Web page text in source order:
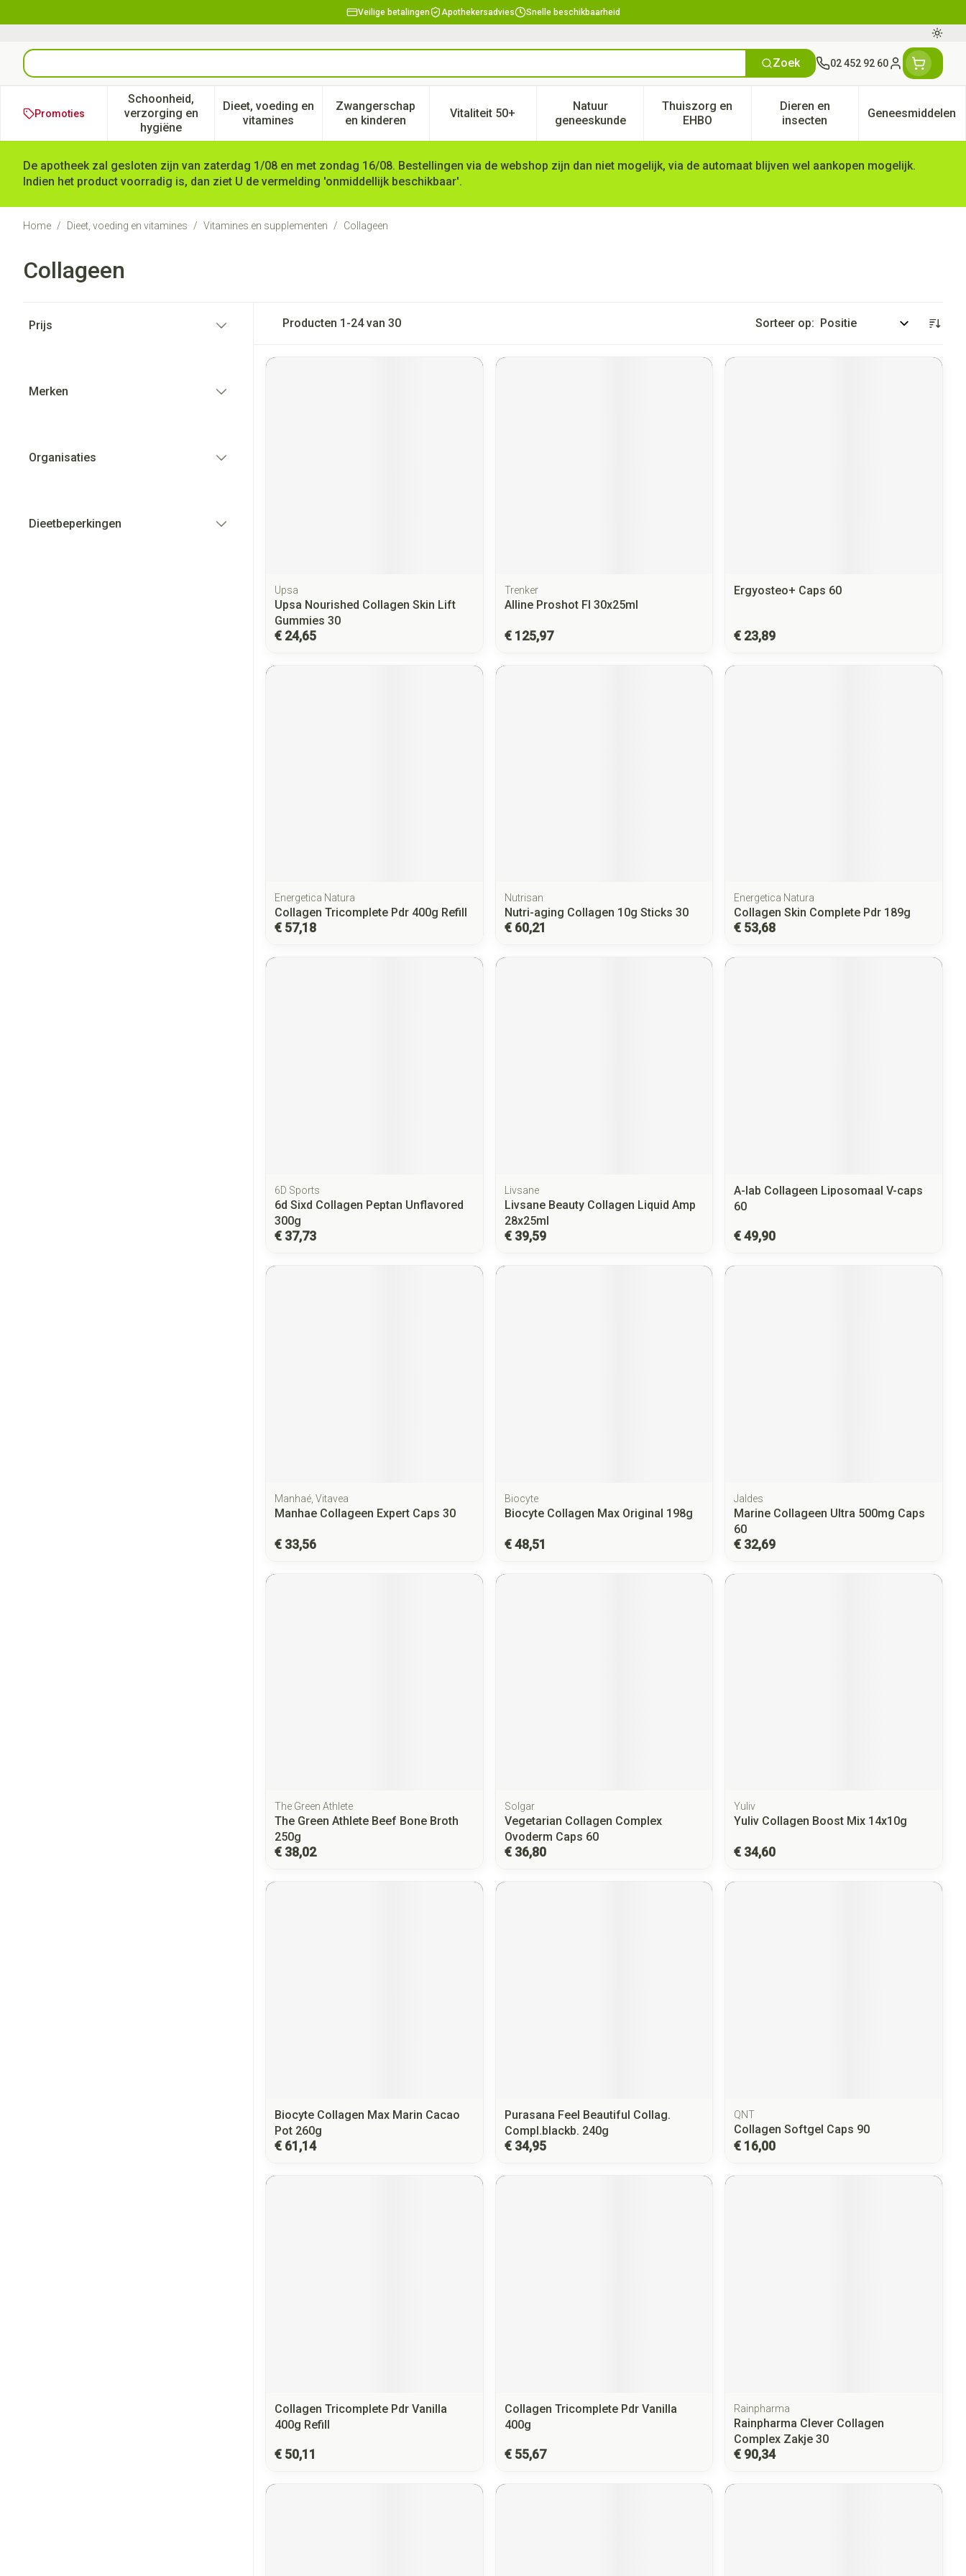
Veilige betalingen Apothekersadvies Snelle beschikbaarheid
Product, merk, categorie... Zoek 02 452 92 60
Klant menu
Promoties
Schoonheid,
verzorging en
hygiëne
Toon submenu voor Schoonheid, verzorging en hygiëne categorie
Dieet, voeding en
vitaminesToon submenu voor Dieet, voeding en vitamines categorie
Zwangerschap
en kinderenToon submenu voor Zwangerschap en kinderen categorie
Vitaliteit 50+Toon submenu voor Vitaliteit 50+ categorie
Natuur
geneeskunde
Toon submenu voor Natuur geneeskunde categorie
Thuiszorg en
EHBOToon submenu voor Thuiszorg en EHBO categorie
Dieren en
insectenToon submenu voor Dieren
Geneesmiddelen
Toon
De apotheek zal gesloten zijn van zaterdag 1/08 en met zondag 16/08. Bestellingen via de webshop zijn dan niet mogelijk, via de automaat blijven wel aankopen mogelijk.
Indien het product voorradig is, dan ziet U de vermelding 'onmiddellijk beschikbaar'.
Home / Dieet, voeding en vitamines / Vitamines en supplementen / Collageen
Collageen
Prijs
Merken
Organisaties
Dieetbeperkingen
Producten 1 -24van 30 Sorteer op:
Upsa
Upsa Nourished Collagen Skin Lift
Gummies 30
€ 24,65
Trenker
Alline Proshot Fl 30x25ml
€ 125,97
Ergyosteo+ Caps 60
€ 23,89
Energetica Natura
Collagen Tricomplete Pdr 400g Refill
€ 57,18
Nutrisan
Nutri-aging Collagen 10g Sticks 30
€ 60,21
Energetica Natura
Collagen Skin Complete Pdr 189g
€ 53,68
6D Sports
6d Sixd Collagen Peptan Unflavored
300g
€ 37,73
Livsane
Livsane Beauty Collagen Liquid Amp
28x25ml
€ 39,59
A-lab Collageen Liposomaal V-caps
60
€ 49,90
Manhaé, Vitavea
Manhae Collageen Expert Caps 30
€ 33,56
Biocyte
Biocyte Collagen Max Original 198g
€ 48,51
Jaldes
Marine Collageen Ultra 500mg Caps
60
€ 32,69
The Green Athlete
The Green Athlete Beef Bone Broth
250g
€ 38,02
Solgar
Vegetarian Collagen Complex
Ovoderm Caps 60
€ 36,80
Yuliv
Yuliv Collagen Boost Mix 14x10g
€ 34,60
Biocyte Collagen Max Marin Cacao
Pot 260g
€ 61,14
Purasana Feel Beautiful Collag.
Compl.blackb. 240g
€ 34,95
QNT
Collagen Softgel Caps 90
€ 16,00
Collagen Tricomplete Pdr Vanilla
400g Refill
€ 50,11
Collagen Tricomplete Pdr Vanilla
400g
€ 55,67
Rainpharma
Rainpharma Clever Collagen
Complex Zakje 30
€ 90,34